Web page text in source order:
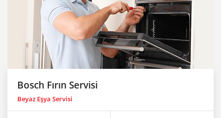
Bosch Fırın Servisi
Beyaz Eşya Servisi